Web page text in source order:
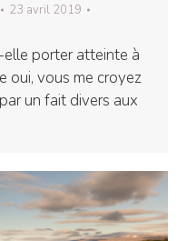
23 avril 2019
porter atteinte à
oui, vous me croyez
un fait divers aux